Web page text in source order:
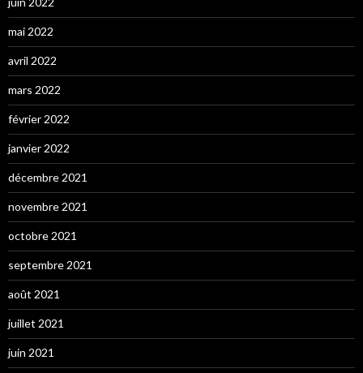
mai 2022
avril 2022
mars 2022
février 2022
janvier 2022
décembre 2021
novembre 2021
octobre 2021
septembre 2021
août 2021
juillet 2021
juin 2021